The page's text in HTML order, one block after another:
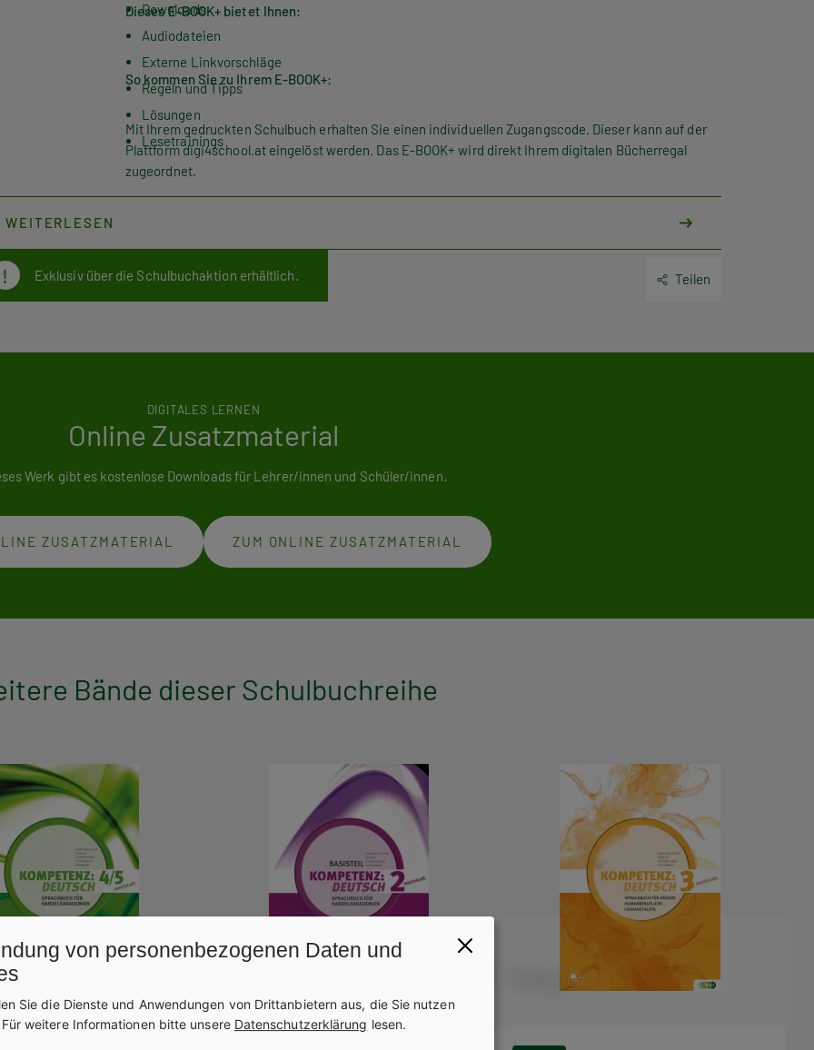
Dieses E-BOOK+ bietet Ihnen:
Downloads
Audiodateien
Externe Linkvorschläge
Regeln und Tipps
Lösungen
Lesetrainings
So kommen Sie zu Ihrem E-BOOK+:
Mit Ihrem gedruckten Schulbuch erhalten Sie einen individuellen Zugangscode. Dieser kann auf der
Plattform digi4school.at eingelöst werden. Das E-BOOK+ wird direkt Ihrem digitalen Bücherregal
zugeordnet.
WEITERLESEN
Exklusiv über die Schulbuchaktion erhältlich. Teilen
DIGITALES LERNEN
Online Zusatzmaterial
Werk gibt es kostenlose Downloads für Lehrer/innen und Schüler/innen.
ZUSATZMATERIAL ZUM ONLINE ZUSATZMATERIAL
Bände dieser Schulbuchreihe
von personenbezogenen Daten und
Sie die Dienste und Anwendungen von Drittanbietern aus, die Sie nutzen
Für weitere Informationen bitte unsere Datenschutzerklärung lesen.